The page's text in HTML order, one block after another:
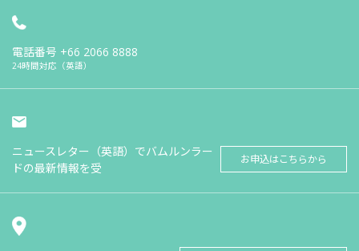
電話番号 +66 2066 8888
24時間対応（英語）
ニュースレター（英語）でバムルンラー
ドの最新情報を受
お申込はこちらから